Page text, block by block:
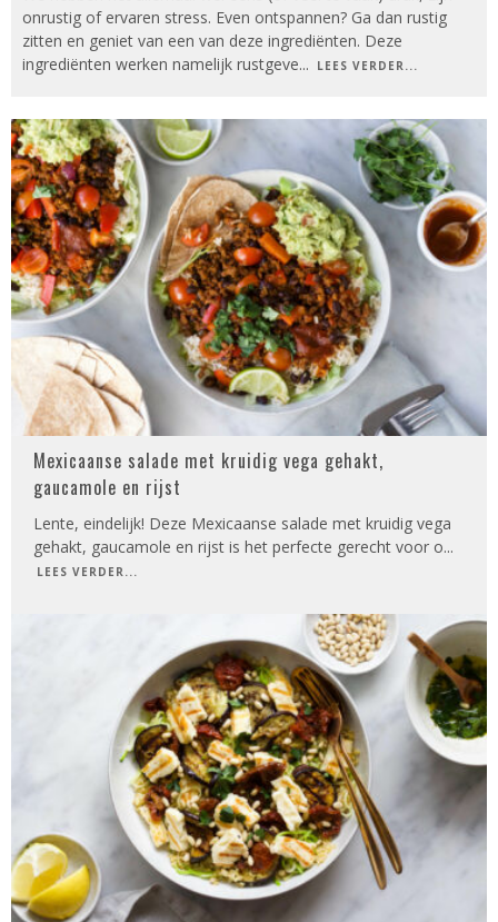
onrustig of ervaren stress. Even ontspannen? Ga dan rustig
zitten en geniet van een van deze ingrediënten. Deze
ingrediënten werken namelijk rustgeve... LEES VERDER...
Mexicaanse salade met kruidig vega gehakt,
gaucamole en rijst
Lente, eindelijk! Deze Mexicaanse salade met kruidig vega
gehakt, gaucamole en rijst is het perfecte gerecht voor o...
LEES VERDER...